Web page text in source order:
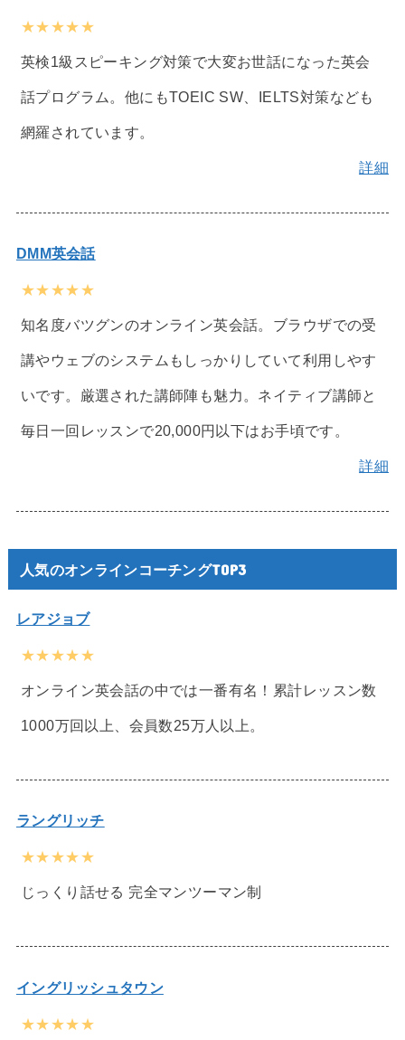
★★★★★
英検1級スピーキング対策で大変お世話になった英会
話プログラム。他にもTOEIC SW、IELTS対策なども
網羅されています。
詳細
DMM英会話
★★★★★
知名度バツグンのオンライン英会話。ブラウザでの受
講やウェブのシステムもしっかりしていて利用しやす
いです。厳選された講師陣も魅力。ネイティブ講師と
毎日一回レッスンで20,000円以下はお手頃です。
詳細
人気のオンラインコーチングTOP3
レアジョブ
★★★★★
オンライン英会話の中では一番有名！累計レッスン数
1000万回以上、会員数25万人以上。
ラングリッチ
★★★★★
じっくり話せる 完全マンツーマン制
イングリッシュタウン
★★★★★